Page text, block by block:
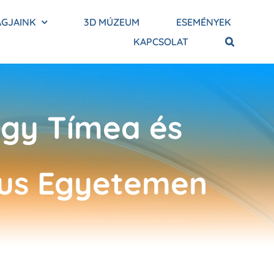
3D MÚZEUM
ESEMÉNYEK
KAPCSOLAT
Tímea és
Egyetemen